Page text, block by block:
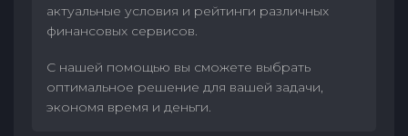
актуальные условия и рейтинги различных
финансовых сервисов.
С нашей помощью вы сможете выбрать
оптимальное решение для вашей задачи,
экономя время и деньги.